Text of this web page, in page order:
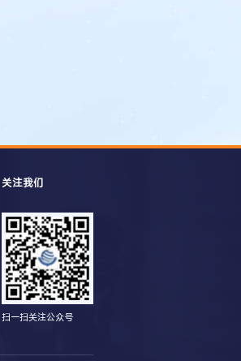
关注我们
扫一扫关注公众号